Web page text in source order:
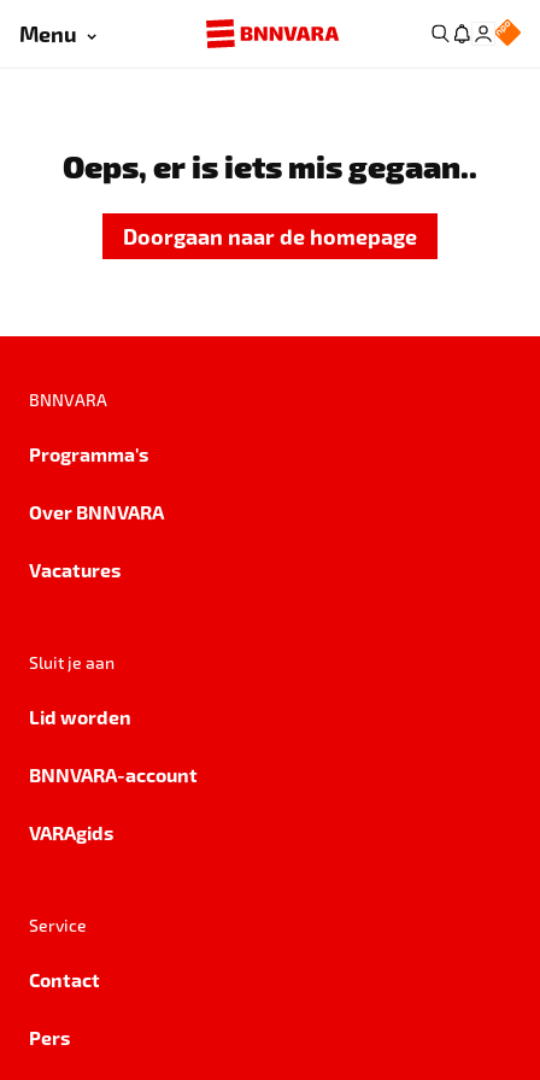
Menu
Oeps, er is iets mis gegaan..
Doorgaan naar de homepage
BNNVARA
Programma's
Over BNNVARA
Vacatures
Sluit je aan
Lid worden
BNNVARA-account
VARAgids
Service
Contact
Pers